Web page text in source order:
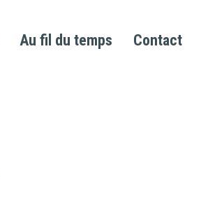
Au fil du temps Contact